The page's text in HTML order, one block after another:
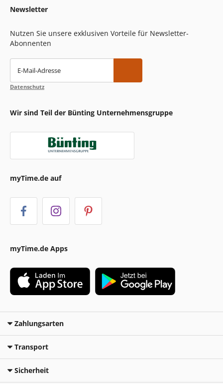
Newsletter
Nutzen Sie unsere exklusiven Vorteile für Newsletter-
Abonnenten
E-Mail-Adresse
Datenschutz
Wir sind Teil der Bünting Unternehmensgruppe
myTime.de auf
myTime.de Apps
Zahlungsarten
Transport
Sicherheit